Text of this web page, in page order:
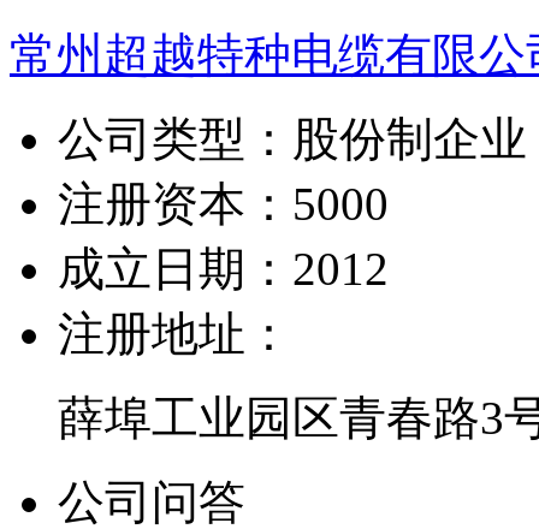
常州超越特种电缆有限公
公司类型： 股份制企业
注册资本： 5000
成立日期： 2012
注册地址：
薛埠工业园区青春路3
公司问答